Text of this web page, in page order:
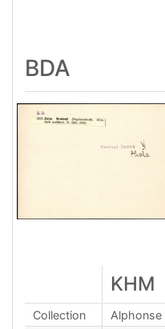
BDA
KHM
Collection